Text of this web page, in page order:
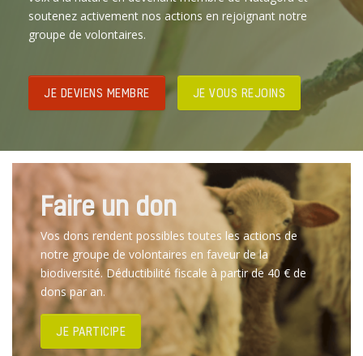
soutenez activement nos actions en rejoignant notre
groupe de volontaires.
JE DEVIENS MEMBRE JE VOUS REJOINS
Faire un don
Vos dons rendent possibles toutes les actions de
notre groupe de volontaires en faveur de la
biodiversité. Déductibilité fiscale à partir de 40 € de
dons par an.
JE PARTICIPE